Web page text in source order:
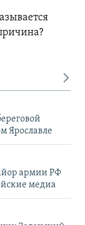
Ярославле
армии РФ
медиа